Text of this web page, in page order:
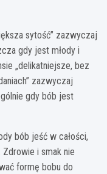
sytość” zazwyczaj
gdy jest młody i
„delikatniejsze, bez
zazwyczaj
gdy bób jest
bób jeść w całości,
i smak nie
formę bobu do